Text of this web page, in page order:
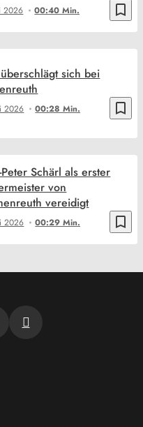
bookmark_border
2026 00:40 Min.
bookmark_border
2026 00:28 Min.
sich bei
bookmark_border
2026 00:29 Min.
Peter Schärl als erster
von
vereidigt